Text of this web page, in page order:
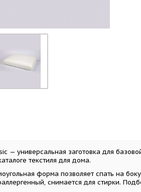
— универсальная заготовка для
текстиля для дома.
форма позволяет спать на
снимается для стирки.